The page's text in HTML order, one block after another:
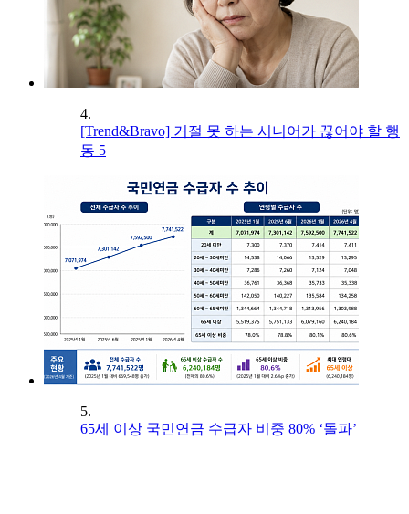
4.
[Trend&Bravo] 거절 못 하는 시니어가 끊어야 할 행
동 5
5.
65세 이상 국민연금 수급자 비중 80% ‘돌파’